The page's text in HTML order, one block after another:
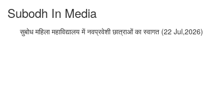
Subodh In Media
सुबोध महिला महाविद्यालय में नवप्रवेशी छात्राओं का स्वागत (22 Jul,2026)